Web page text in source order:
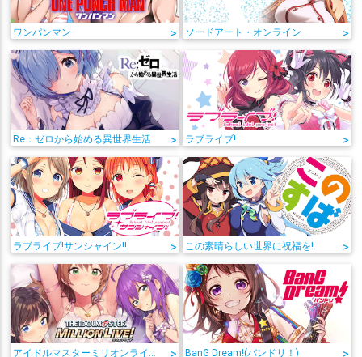
ワンパンマン > ソードアート・オンライン >
Re：ゼロから始める異世界生活 > ラブライブ! >
ラブライブ!サンシャイン!! > この素晴らしい世界に祝福を! >
アイドルマスターミリオンライブ! > BanG Dream!(バンドリ！) >